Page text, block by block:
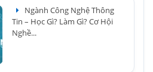
Ngành Công Nghệ Thông
Tin – Học Gì? Làm Gì? Cơ Hội
Nghề...